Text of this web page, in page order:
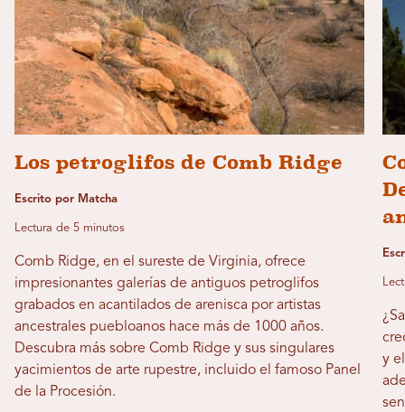
Los petroglifos de Comb Ridge
Escrito por Matcha
Lectura de 5 minutos
Comb Ridge, en el sureste de Virginia, ofrece
impresionantes galerías de antiguos petroglifos
grabados en acantilados de arenisca por artistas
ancestrales puebloanos hace más de 1000 años.
Descubra más sobre Comb Ridge y sus singulares
yacimientos de arte rupestre, incluido el famoso Panel
de la Procesión.
y